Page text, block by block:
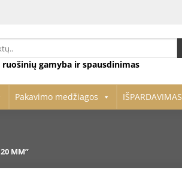
gamyba ir spausdinimas
Pakavimo medžiagos IŠPARDAVIMAS
MM”